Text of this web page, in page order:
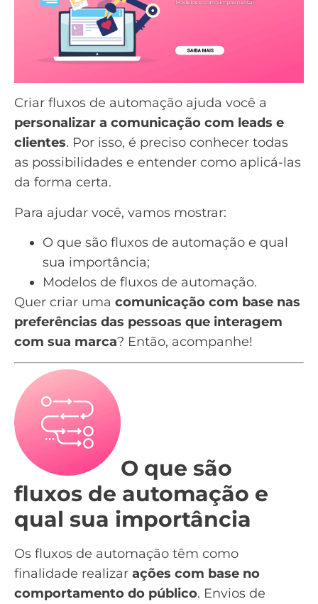
Criar fluxos de automação ajuda você a
personalizar a comunicação com leads e
clientes. Por isso, é preciso conhecer todas
as possibilidades e entender como aplicá-las
da forma certa.
Para ajudar você, vamos mostrar:
O que são fluxos de automação e qual
sua importância;
Modelos de fluxos de automação.
Quer criar uma comunicação com base nas
preferências das pessoas que interagem
com sua marca? Então, acompanhe!
O que são
fluxos de automação e
qual sua importância
Os fluxos de automação têm como
finalidade realizar ações com base no
comportamento do público. Envios de